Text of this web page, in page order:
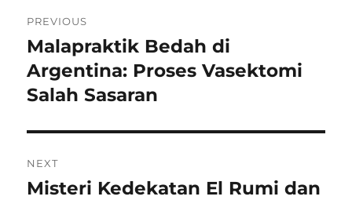
pos
PREVIOUS
Previous
post:
Malapraktik Bedah di
Argentina: Proses Vasektomi
Salah Sasaran
NEXT
Next
Misteri Kedekatan El Rumi dan